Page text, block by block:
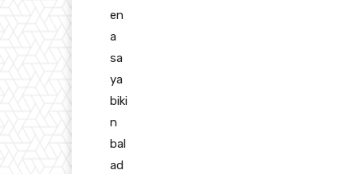
en
a
sa
ya
biki
n
bal
ad